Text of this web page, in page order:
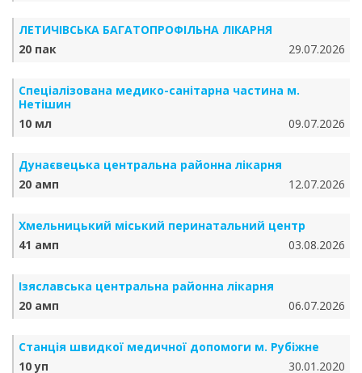
ЛЕТИЧІВСЬКА БАГАТОПРОФІЛЬНА ЛІКАРНЯ
20 пак
29.07.2026
Спеціалізована медико-санітарна частина м.
Нетішин
10 мл
09.07.2026
Дунаєвецька центральна районна лікарня
20 амп
12.07.2026
Хмельницький міський перинатальний центр
41 амп
03.08.2026
Ізяславська центральна районна лікарня
20 амп
06.07.2026
Станція швидкої медичної допомоги м. Рубіжне
10 уп
30.01.2020